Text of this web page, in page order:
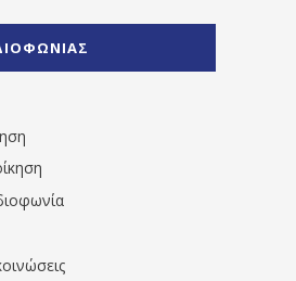
" artist="" ]